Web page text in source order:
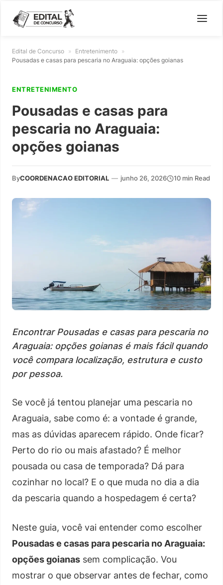
Edital de Concurso » Entretenimento »
Pousadas e casas para pescaria no Araguaia: opções goianas
ENTRETENIMENTO
Pousadas e casas para
pescaria no Araguaia:
opções goianas
ByCOORDENACAO EDITORIAL — junho 26, 2026 10 min Read
Encontrar Pousadas e casas para pescaria no
Araguaia: opções goianas é mais fácil quando
você compara localização, estrutura e custo
por pessoa.
Se você já tentou planejar uma pescaria no
Araguaia, sabe como é: a vontade é grande,
mas as dúvidas aparecem rápido. Onde ficar?
Perto do rio ou mais afastado? É melhor
pousada ou casa de temporada? Dá para
cozinhar no local? E o que muda no dia a dia
da pescaria quando a hospedagem é certa?
Neste guia, você vai entender como escolher
Pousadas e casas para pescaria no Araguaia:
opções goianas sem complicação. Vou
mostrar o que observar antes de fechar, como